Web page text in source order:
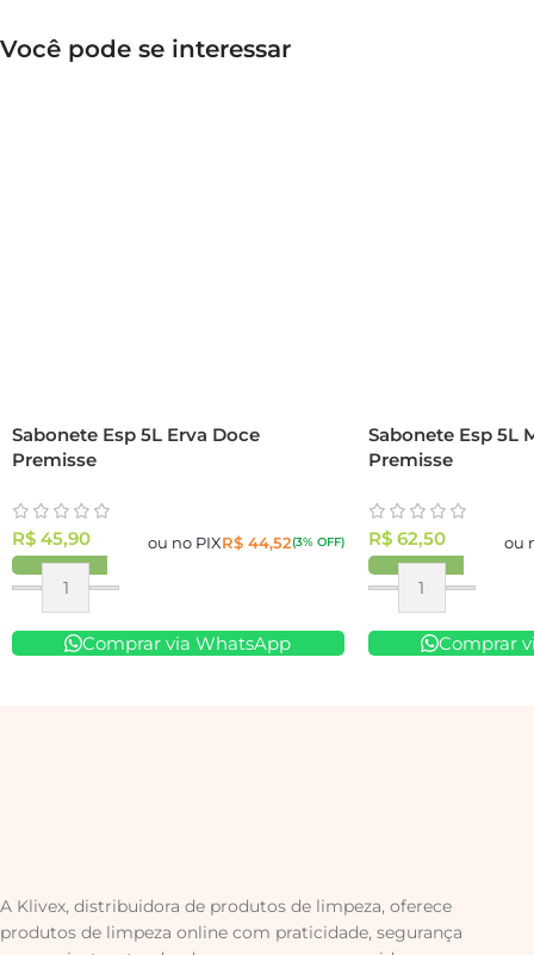
Você pode se interessar
Sabonete Esp 5L Erva Doce
Premisse
R$ 45,90 ou no PIXR$44,52(3% OFF)
Comprar via WhatsApp
Sabonete Esp 5L
Premisse
R$62,50 ou
Comprar
A Klivex, distribuidora de produtos de limpeza, oferece
produtos de limpeza online com praticidade, segurança